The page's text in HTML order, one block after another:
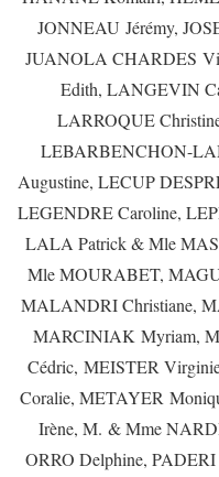
JONNEAU Jérémy,
JUANOLA CHARDES
Edith, LANGEVIN
LARROQUE
LEBARBENCHON-
Augustine, LECUP
LEGENDRE Caroline,
LALA Patrick & Mle
Mle MOURABET,
MALANDRI Christiane,
MARCINIAK Myriam,
Cédric, MEISTER
Coralie, METAYER
Irène, M. & Mme
ORRO Delphine,